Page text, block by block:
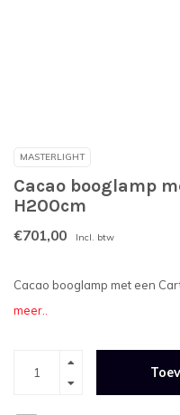
MASTERLIGHT
Cacao booglamp
H200cm
€701,00 Incl. btw
Cacao booglamp met een
meer..